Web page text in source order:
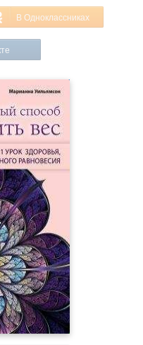
В Одноклассниках